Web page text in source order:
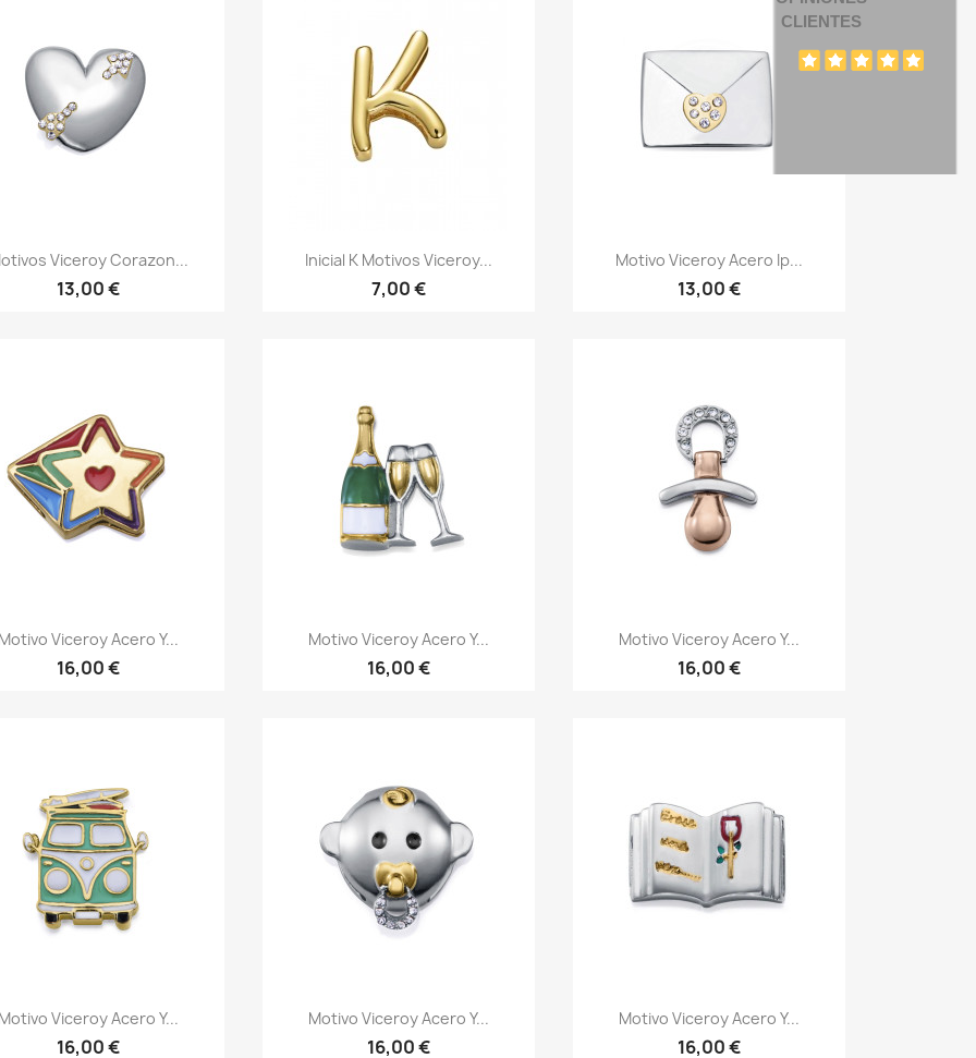
Vista rápida
Viceroy Corazon...
13,00 €
 Vista rápida
Inicial K Motivos Viceroy...
7,00 €
Vista rápida
Motivo Viceroy Acero Ip...
13,00 €
Vista rápida
Viceroy Acero Y...
16,00 €
Vista rápida
Motivo Viceroy Acero Y...
16,00 €
Vista rápida
Motivo Viceroy Acero Y...
16,00 €
Vista rápida
Viceroy Acero Y...
16,00 €
Vista rápida
Motivo Viceroy Acero Y...
16,00 €
Vista rápida
Motivo Viceroy Acero Y...
16,00 €
CLIENTES